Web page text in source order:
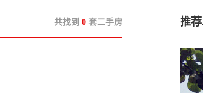
共找到 0 套二手房 推